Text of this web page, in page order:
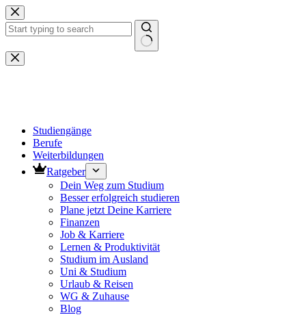
Zum
Inhalt
springen
Keine
Ergebnisse
Studiengänge
Berufe
Weiterbildungen
Ratgeber
Dein Weg zum Studium
Besser erfolgreich studieren
Plane jetzt Deine Karriere
Finanzen
Job & Karriere
Lernen & Produktivität
Studium im Ausland
Uni & Studium
Urlaub & Reisen
WG & Zuhause
Blog